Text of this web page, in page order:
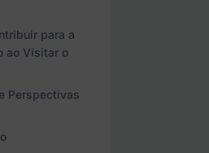
para a
ao Visitar o
Perspectivas